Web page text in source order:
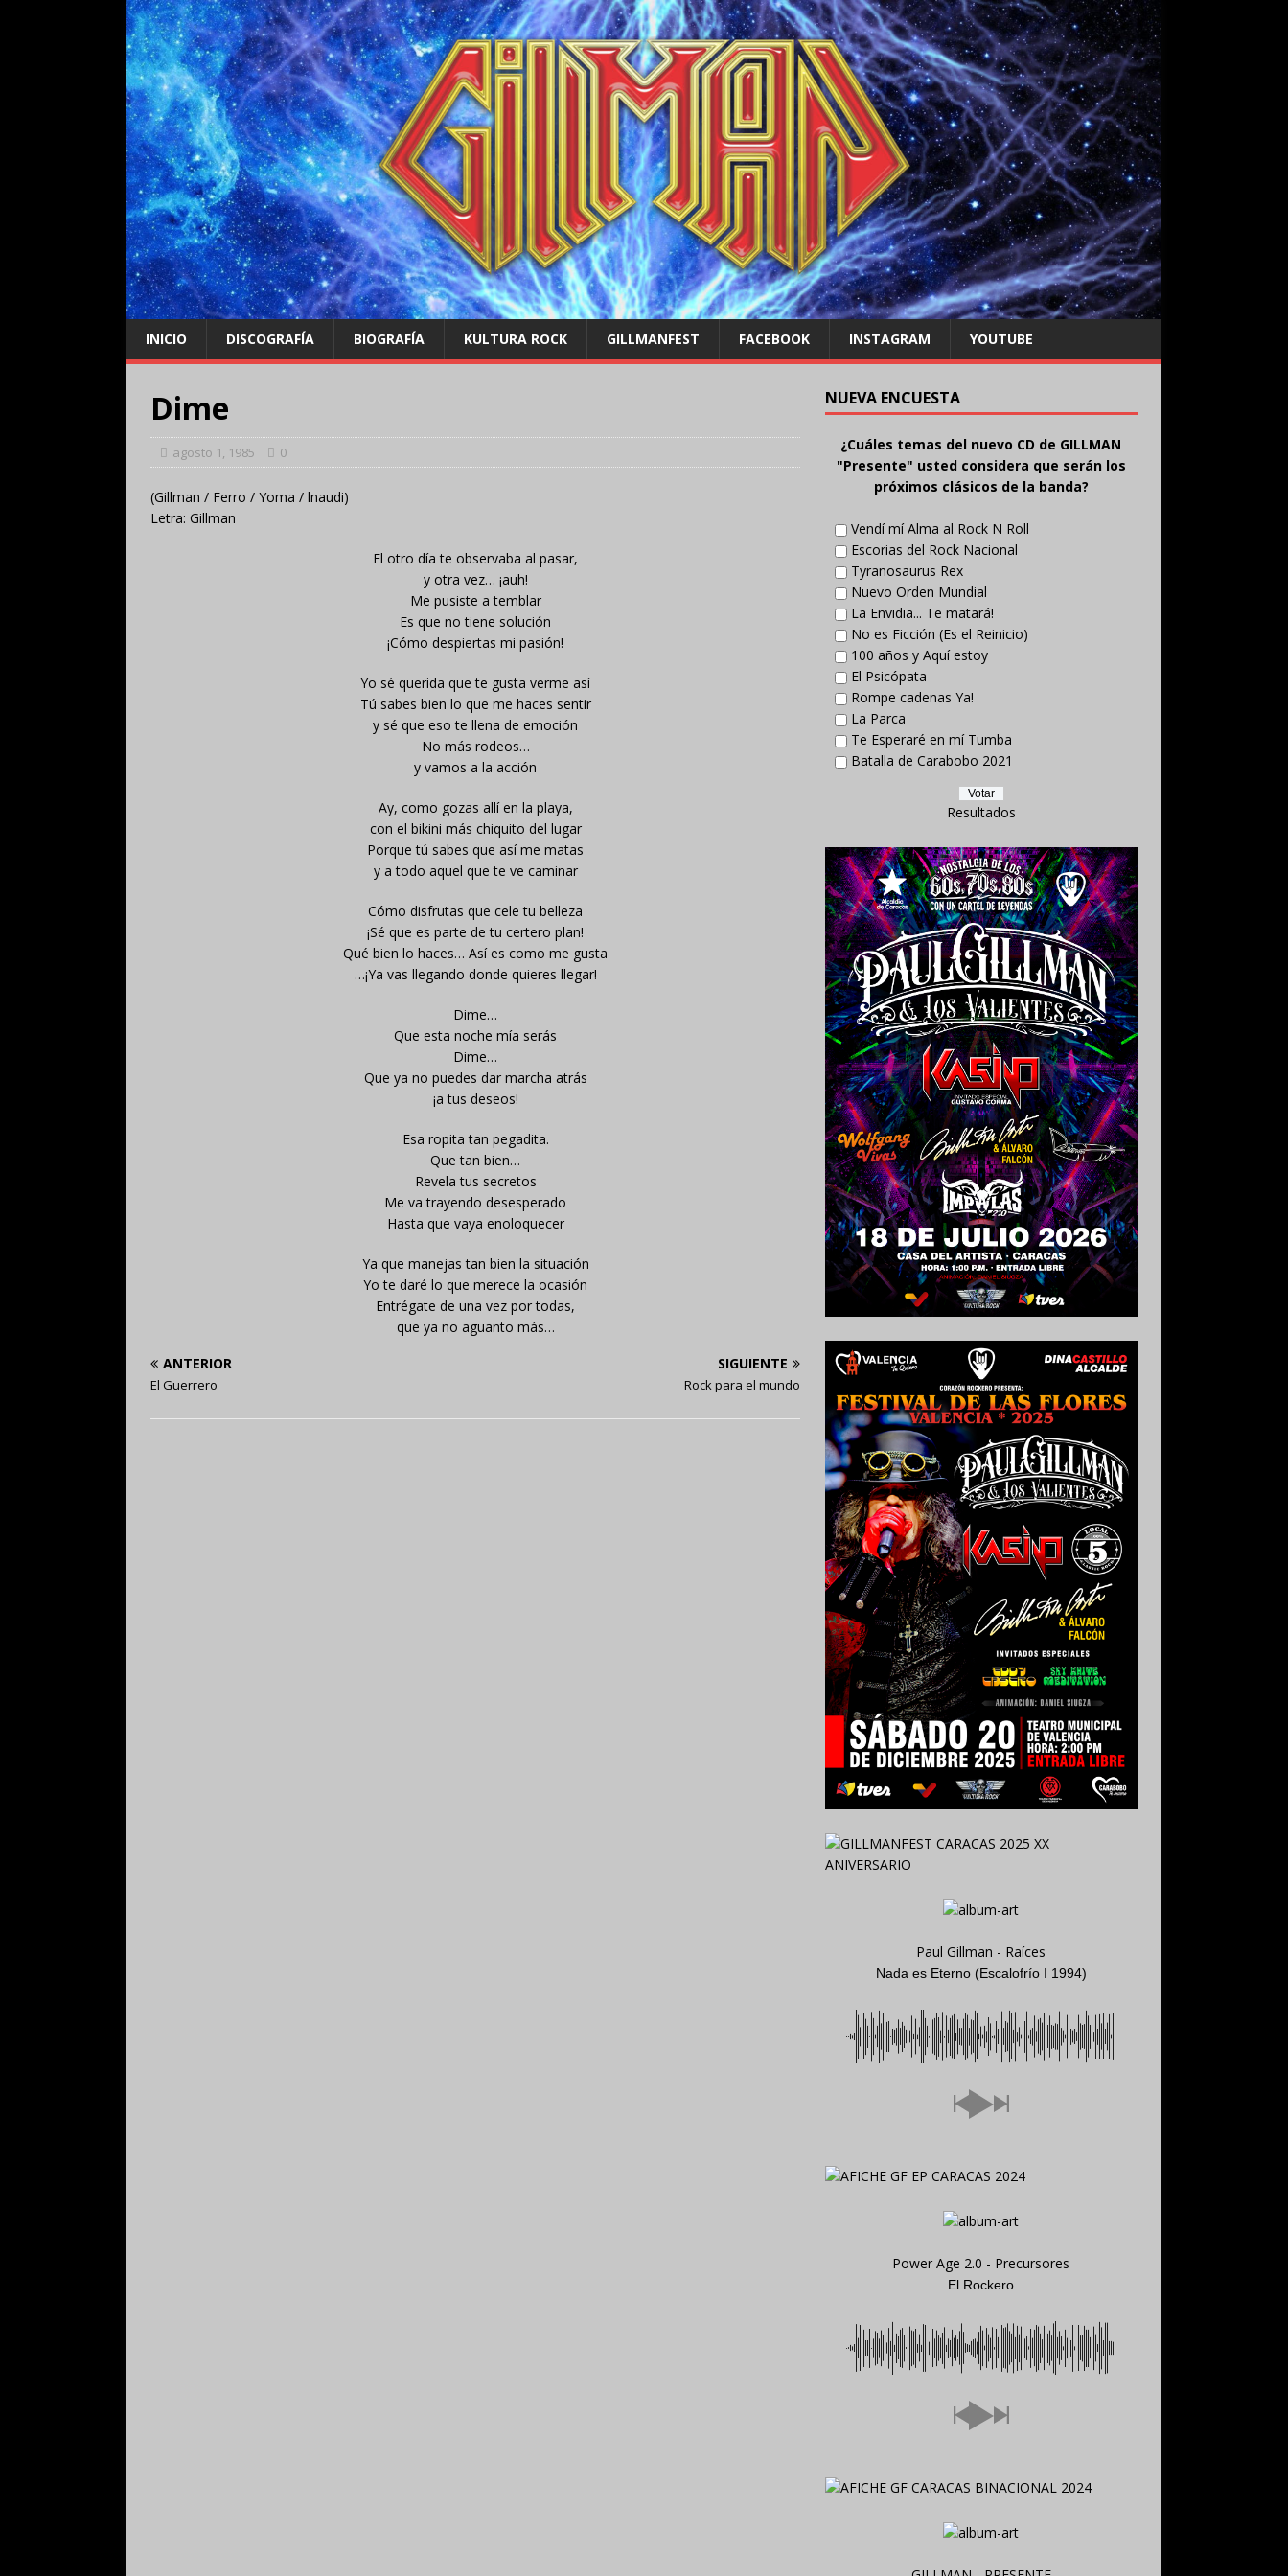
INICIO DISCOGRAFÍA BIOGRAFÍA KULTURA ROCK GILLMANFEST FACEBOOK INSTAGRAM YOUTUBE
Dime
agosto 1, 1985 0
(Gillman / Ferro / Yoma / lnaudi)
Letra: Gillman
El otro día te observaba al pasar,
y otra vez… ¡auh!
Me pusiste a temblar
Es que no tiene solución
¡Cómo despiertas mi pasión!
Yo sé querida que te gusta verme así
Tú sabes bien lo que me haces sentir
y sé que eso te llena de emoción
No más rodeos…
y vamos a la acción
Ay, como gozas allí en la playa,
con el bikini más chiquito del lugar
Porque tú sabes que así me matas
y a todo aquel que te ve caminar
Cómo disfrutas que cele tu belleza
¡Sé que es parte de tu certero plan!
Qué bien lo haces… Así es como me gusta
…¡Ya vas llegando donde quieres llegar!
Dime…
Que esta noche mía serás
Dime…
Que ya no puedes dar marcha atrás
¡a tus deseos!
Esa ropita tan pegadita.
Que tan bien…
Revela tus secretos
Me va trayendo desesperado
Hasta que vaya enoloquecer
Ya que manejas tan bien la situación
Yo te daré lo que merece la ocasión
Entrégate de una vez por todas,
que ya no aguanto más…
ANTERIOR
El Guerrero
SIGUIENTE
Rock para el mundo
NUEVA ENCUESTA
¿Cuáles temas del nuevo CD de GILLMAN
"Presente" usted considera que serán los
próximos clásicos de la banda?
Vendí mí Alma al Rock N Roll
Escorias del Rock Nacional
Tyranosaurus Rex
Nuevo Orden Mundial
La Envidia... Te matará!
No es Ficción (Es el Reinicio)
100 años y Aquí estoy
El Psicópata
Rompe cadenas Ya!
La Parca
Te Esperaré en mí Tumba
Batalla de Carabobo 2021
Resultados
Paul Gillman - Raíces
Nada es Eterno (Escalofrío I 1994)
Power Age 2.0 - Precursores
El Rockero